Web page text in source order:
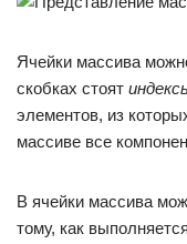
Ячейки массива
скобках стоят
элементов, из
массиве все
В ячейки массива
тому, как